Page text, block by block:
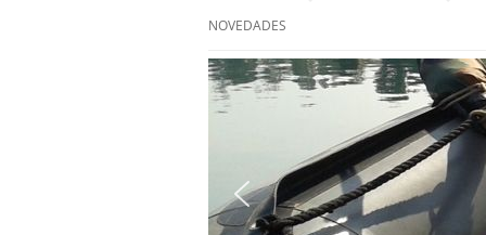
SEDE
ORGANIZACIÓN
AUTORIDADES
CÓDIGO DE CONDUCTA
NOVEDADES